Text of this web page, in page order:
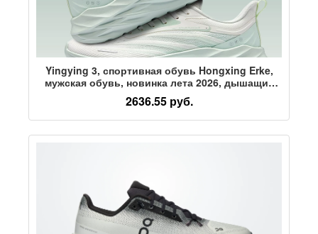
Yingying 3, спортивная обувь Hongxing Erke,
мужская обувь, новинка лета 2026, дышащие
кроссовки из тонкой сетки с крупной сеткой
2636.55 руб.